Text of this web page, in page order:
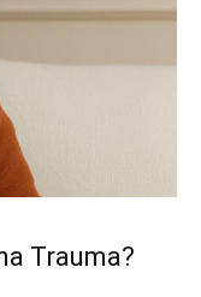
Trauma?